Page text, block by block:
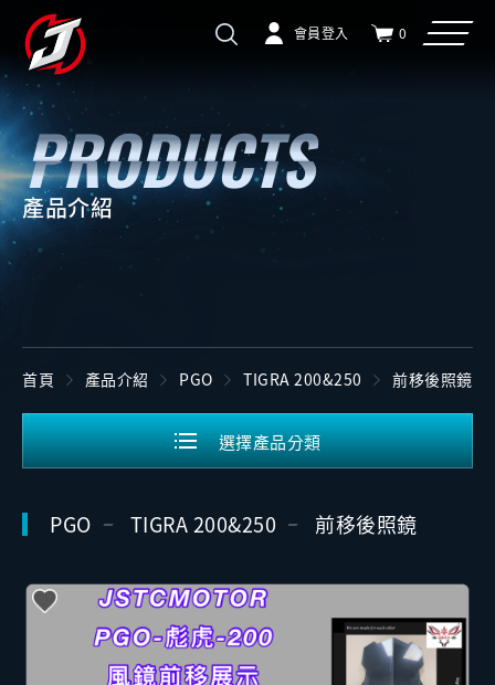
會員登入 0
產品介紹
首頁 產品介紹 PGO TIGRA 200&250 前移後照鏡
選擇產品分類
PGO TIGRA 200&250 前移後照鏡